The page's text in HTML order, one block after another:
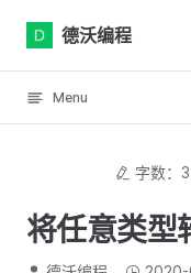
Skip to content
德沃编程
Menu
字数：
将任意类型